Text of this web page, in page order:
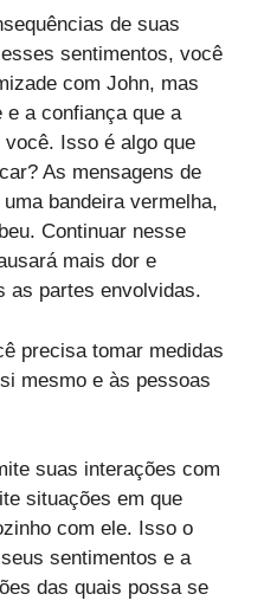
de suas
sentimentos, você
com John, mas
e a confiança que a
Isso é algo que
As mensagens de
bandeira vermelha,
Continuar nesse
mais dor e
as partes envolvidas.
precisa tomar medidas
mesmo e às pessoas
suas interações com
situações em que
com ele. Isso o
sentimentos e a
das quais possa se